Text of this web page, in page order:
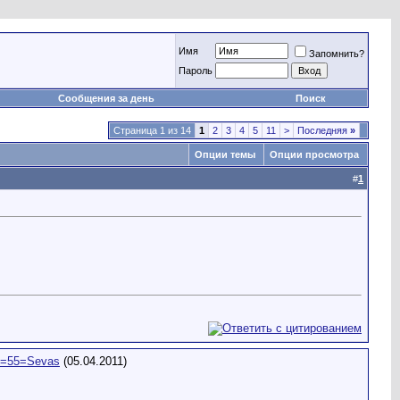
Имя
Запомнить?
Пароль
Сообщения за день Поиск
Страница 1 из 14 1 2 3 4 5 11 > Последняя »
Опции темы Опции просмотра
#1
(05.04.2011)